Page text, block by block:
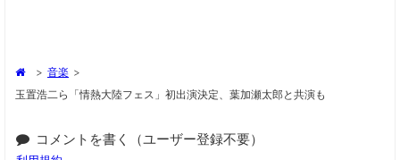
> 音楽 >
玉置浩二ら「情熱大陸フェス」初出演決定、葉加瀬太郎と共演も
コメントを書く（ユーザー登録不要）